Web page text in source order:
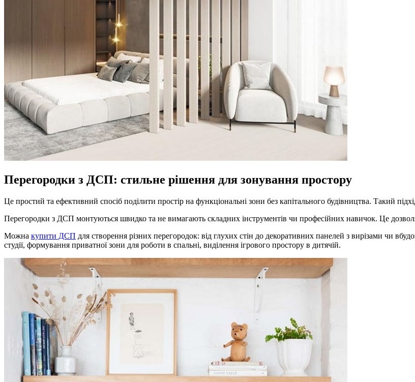
Перегородки з ДСП: стильне рішення для зонування простору
Це простий та ефективний спосіб поділити простір на функціональні зони без капітального будівництва. Такий
Перегородки з ДСП монтуються швидко та не вимагають складних інструментів чи професійних навичок. Це
Можна купити ДСП для створення різних перегородок: від глухих стін до декоративних панелей з вирізами чи
студії, формування приватної зони для роботи в спальні, виділення ігрового простору в дитячій.